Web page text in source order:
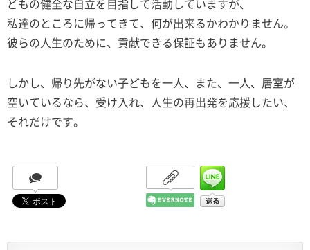
私達のところに帰ってきて、何が出来るかわかりません。
彼らの人生のために、貢献できる保証もありません。
しかし、帰り先がない子どもを一人、また、一人、居室が
空いているなら、受け入れ、人生の再出発を応援したい、
それだけです。